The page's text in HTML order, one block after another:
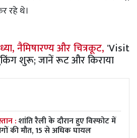
रहे थे।
नैमिषारण्य और चित्रकूट, 'Visit
शुरू; जानें रूट और किराया
:शांति रैली के दौरान हुए विस्फोट में
की मौत, 15 से अधिक घायल